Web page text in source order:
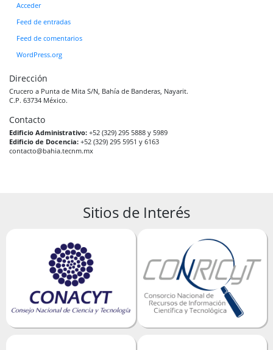
Acceder
Feed de entradas
Feed de comentarios
WordPress.org
Dirección
Crucero a Punta de Mita S/N, Bahía de Banderas, Nayarit.
C.P. 63734 México.
Contacto
Edificio Administrativo: +52 (329) 295 5888 y 5989
Edificio de Docencia: +52 (329) 295 5951 y 6163
contacto@bahia.tecnm.mx
Sitios de Interés